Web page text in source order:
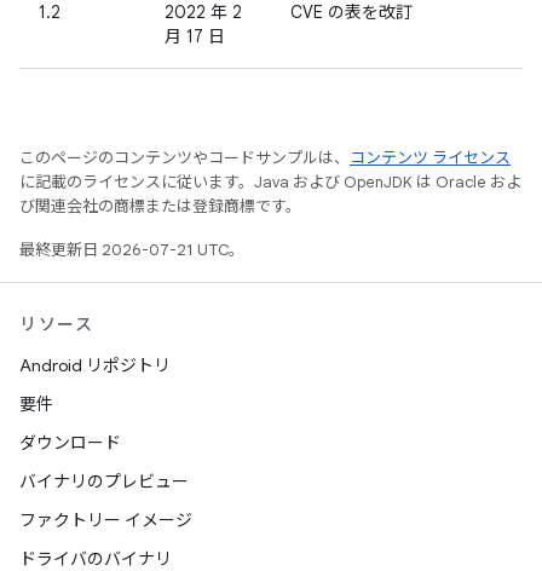
1.2
2022 年 2
月 17 日
CVE の表を改訂
このページのコンテンツやコードサンプルは、
コンテンツ ライセンス
に記載のライセンスに従います。Java および OpenJDK は Oracle およ
び関連会社の商標または登録商標です。
最終更新日 2026-07-21 UTC。
リソース
Android リポジトリ
要件
ダウンロード
バイナリのプレビュー
ファクトリー イメージ
ドライバのバイナリ